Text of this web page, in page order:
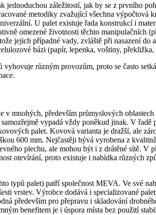
záležitostí, jak by se z prvního
metodiky zvažující všechna
U palet existuje řada konstrukcí i
omezené životnosti těchto manipulačních
jejich případné vady, zvláště při nasazení
bázi (papír, lepenka, voštiny,
různým provozům, proto se často
v mnohých, především průmyslových
vypadá vždy poněkud jinak. V
palet. Kovová varianta je dražší, ale
600 mm. Nejčastěji bývá vyrobena z
plechu, ale mohou být i z drátěné sítě.
otevírání, proto existuje i nabídka různých
typů palet) patří společnost MEVA. Ve své
vrstev. Výrobce dodává i specializované
především pro přepravu i skladování
benefitem je i úspora místa bez použití